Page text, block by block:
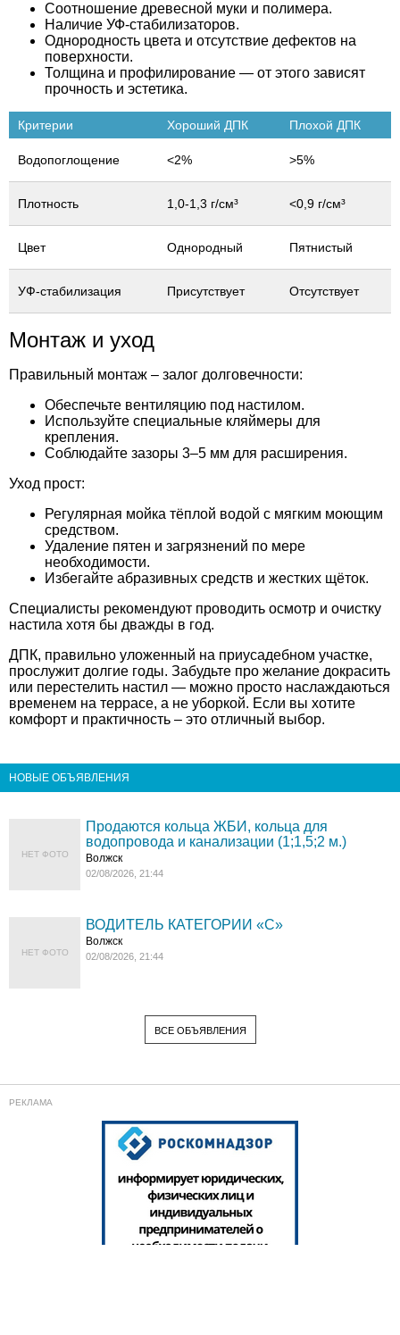
Соотношение древесной муки и полимера.
Наличие УФ-стабилизаторов.
Однородность цвета и отсутствие дефектов на
поверхности.
Толщина и профилирование — от этого зависят
прочность и эстетика.
Критерии Хороший ДПК Плохой ДПК
Водопоглощение <2% >5%
Плотность 1,0-1,3 г/см³ <0,9 г/см³
Цвет Однородный Пятнистый
УФ-стабилизация Присутствует Отсутствует
Монтаж и уход
Правильный монтаж – залог долговечности:
Обеспечьте вентиляцию под настилом.
Используйте специальные кляймеры для
крепления.
Соблюдайте зазоры 3–5 мм для расширения.
Уход прост:
Регулярная мойка тёплой водой с мягким моющим
средством.
Удаление пятен и загрязнений по мере
необходимости.
Избегайте абразивных средств и жестких щёток.
Специалисты рекомендуют проводить осмотр и очистку
настила хотя бы дважды в год.
ДПК, правильно уложенный на приусадебном участке,
прослужит долгие годы. Забудьте про желание докрасить
или перестелить настил — можно просто наслаждаються
временем на террасе, а не уборкой. Если вы хотите
комфорт и практичность – это отличный выбор.
НОВЫЕ ОБЪЯВЛЕНИЯ
НЕТ ФОТО
Продаются кольца ЖБИ, кольца для
водопровода и канализации (1;1,5;2 м.)
Волжск
02/08/2026, 21:44
НЕТ ФОТО
ВОДИТЕЛЬ КАТЕГОРИИ «C»
Волжск
02/08/2026, 21:44
ВСЕ ОБЪЯВЛЕНИЯ